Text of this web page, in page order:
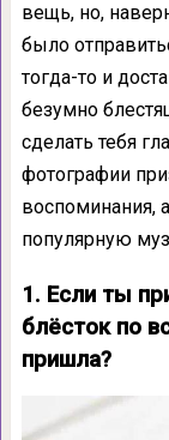
вещь, но,
было
тогда-то и
безумно
сделать тебя
фотографии
воспоминания,
популярную
1. Если ты
блёсток по
пришла?